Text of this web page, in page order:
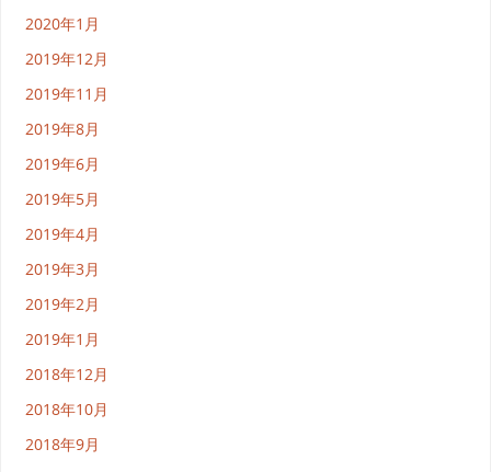
2020年1月
2019年12月
2019年11月
2019年8月
2019年6月
2019年5月
2019年4月
2019年3月
2019年2月
2019年1月
2018年12月
2018年10月
2018年9月